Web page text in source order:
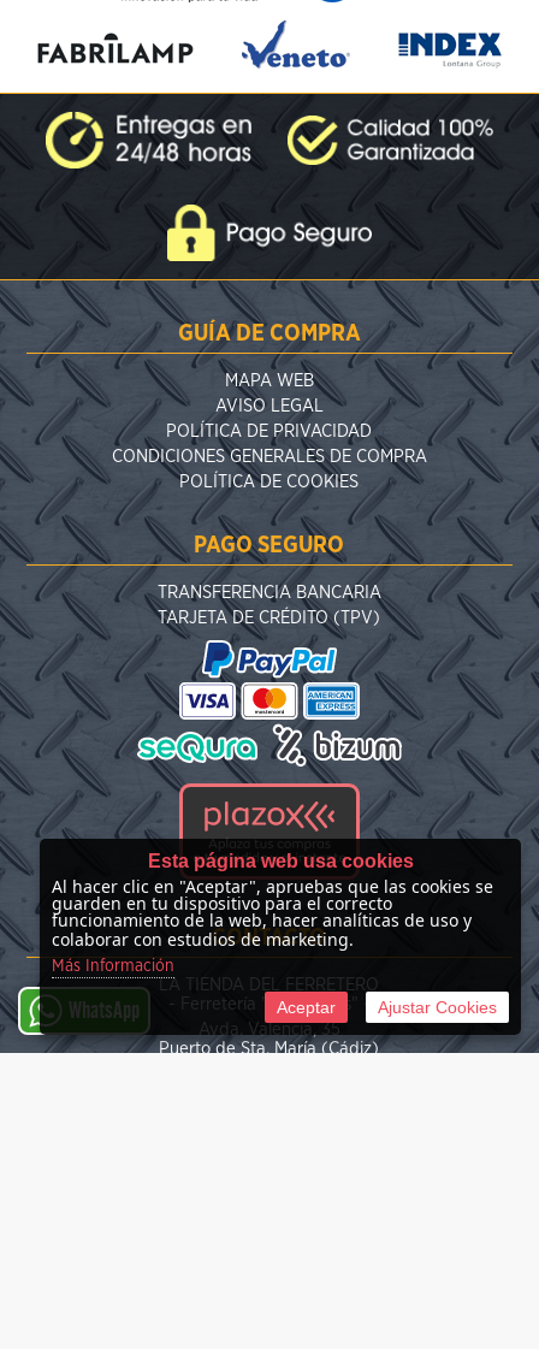
GUÍA DE COMPRA
MAPA WEB
AVISO LEGAL
POLÍTICA DE PRIVACIDAD
CONDICIONES GENERALES DE COMPRA
POLÍTICA DE COOKIES
PAGO SEGURO
TRANSFERENCIA BANCARIA
TARJETA DE CRÉDITO (TPV)
CONTACTO
LA TIENDA DEL FERRETERO
- Ferretería "Las Nieves" -
Avda. Valencia, 35
Puerto de Sta. María (Cádiz)
WhatsApp
Esta página web usa cookies
Al hacer clic en "Aceptar", apruebas que las cookies se
guarden en tu dispositivo para el correcto
funcionamiento de la web, hacer analíticas de uso y
colaborar con estudios de marketing.
Más Información
Aceptar Ajustar Cookies